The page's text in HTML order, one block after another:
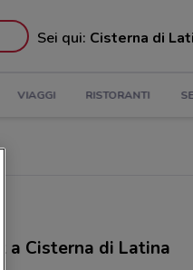
Sei qui: Cisterna di
VIAGGI RISTORANTI
a Cisterna di Latina